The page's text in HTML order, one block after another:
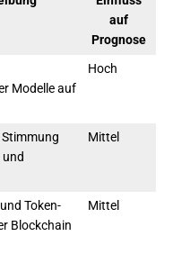
auf
Prognose
Modelle auf
Hoch
Mittel
Token-
Blockchain
Mittel